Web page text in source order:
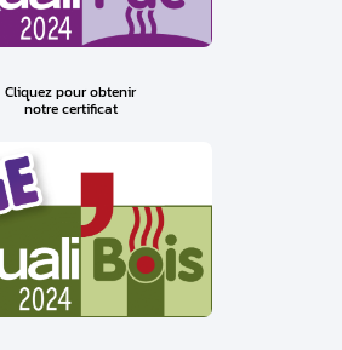
Cliquez pour obtenir
notre certificat